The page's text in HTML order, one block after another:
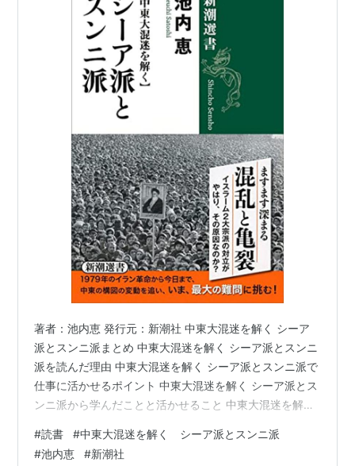
著者：池内恵 発行元：新潮社 中東大混迷を解く シーア
派とスンニ派まとめ 中東大混迷を解く シーア派とスンニ
派を読んだ理由 中東大混迷を解く シーア派とスンニ派で
仕事に活かせるポイント 中東大混迷を解く シーア派とス
ンニ派から学んだことと活かせること 中東大混迷を解く
スンニ派の感想 中東大混迷を解く シーア派とスンニ派ま
とめ 日本きっての中東研究家、アラブ世界の専門家であ
#読書 #中東大混迷を解く シーア派とスンニ派
#池内恵 #新潮社